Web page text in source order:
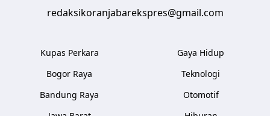
redaksikoranjabarekspres@gmail.com
Kupas Perkara
Bogor Raya
Bandung Raya
Gaya Hidup
Teknologi
Otomotif